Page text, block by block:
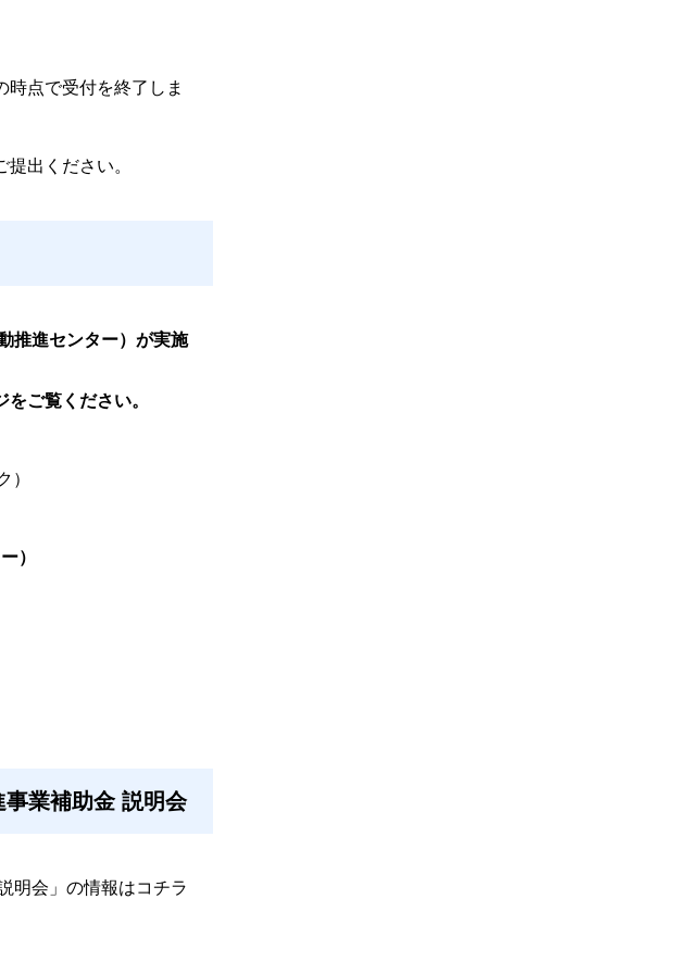
点で受付を終了しま
出ください。
推進センター）が実施
ご覧ください。
）
）
事業補助金 説明会
明会」の情報はコチラ